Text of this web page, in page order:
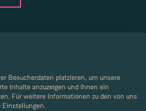
Besucherdaten platzieren, um unsere
Inhalte anzuzeigen und Ihnen ein
Für weitere Informationen zu den von uns
Einstellungen.